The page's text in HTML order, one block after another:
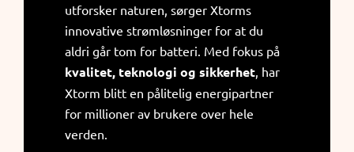
utforsker naturen, sørger Xtorms
innovative strømløsninger for at du
aldri går tom for batteri. Med fokus på
kvalitet, teknologi og sikkerhet , har
Xtorm blitt en pålitelig energipartner
for millioner av brukere over hele
verden.